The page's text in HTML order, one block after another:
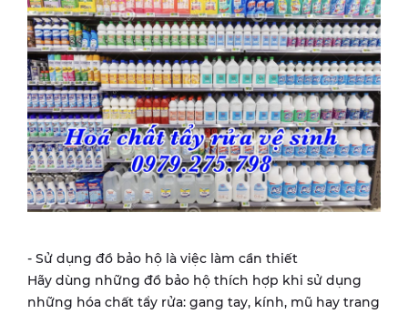
- Sử dụng đồ bảo hộ là việc làm cần thiết
Hãy dùng những đồ bảo hộ thích hợp khi sử dụng
những hóa chất tẩy rửa: gang tay, kính, mũ hay trang